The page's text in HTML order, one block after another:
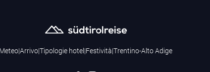
Meteo|Arrivo|Tipologie hotel |Festività|Trentino-Alto Adige